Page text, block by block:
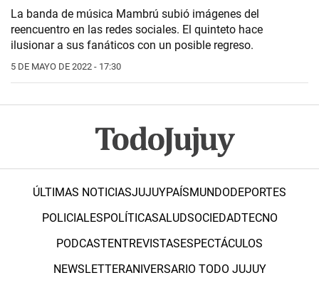
La banda de música Mambrú subió imágenes del
reencuentro en las redes sociales. El quinteto hace
ilusionar a sus fanáticos con un posible regreso.
5 DE MAYO DE 2022 - 17:30
ÚLTIMAS NOTICIASJUJUYPAÍSMUNDODEPORTES
POLICIALESPOLÍTICASALUDSOCIEDADTECNO
PODCASTENTREVISTASESPECTÁCULOS
NEWSLETTERANIVERSARIO TODO JUJUY